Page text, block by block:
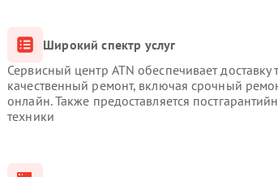
Широкий спектр услуг
Сервисный центр ATN обеспечивает
качественный ремонт, включая срочный
онлайн. Также предоставляется
техники